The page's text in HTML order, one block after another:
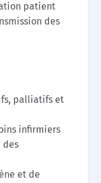
patient
des
palliatifs et
infirmiers
des
et de